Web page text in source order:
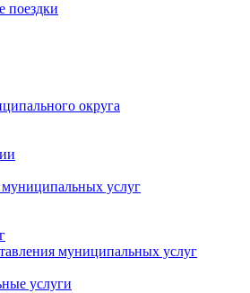
поездки
округа
муниципальных услуг
муниципальных услуг
услуги